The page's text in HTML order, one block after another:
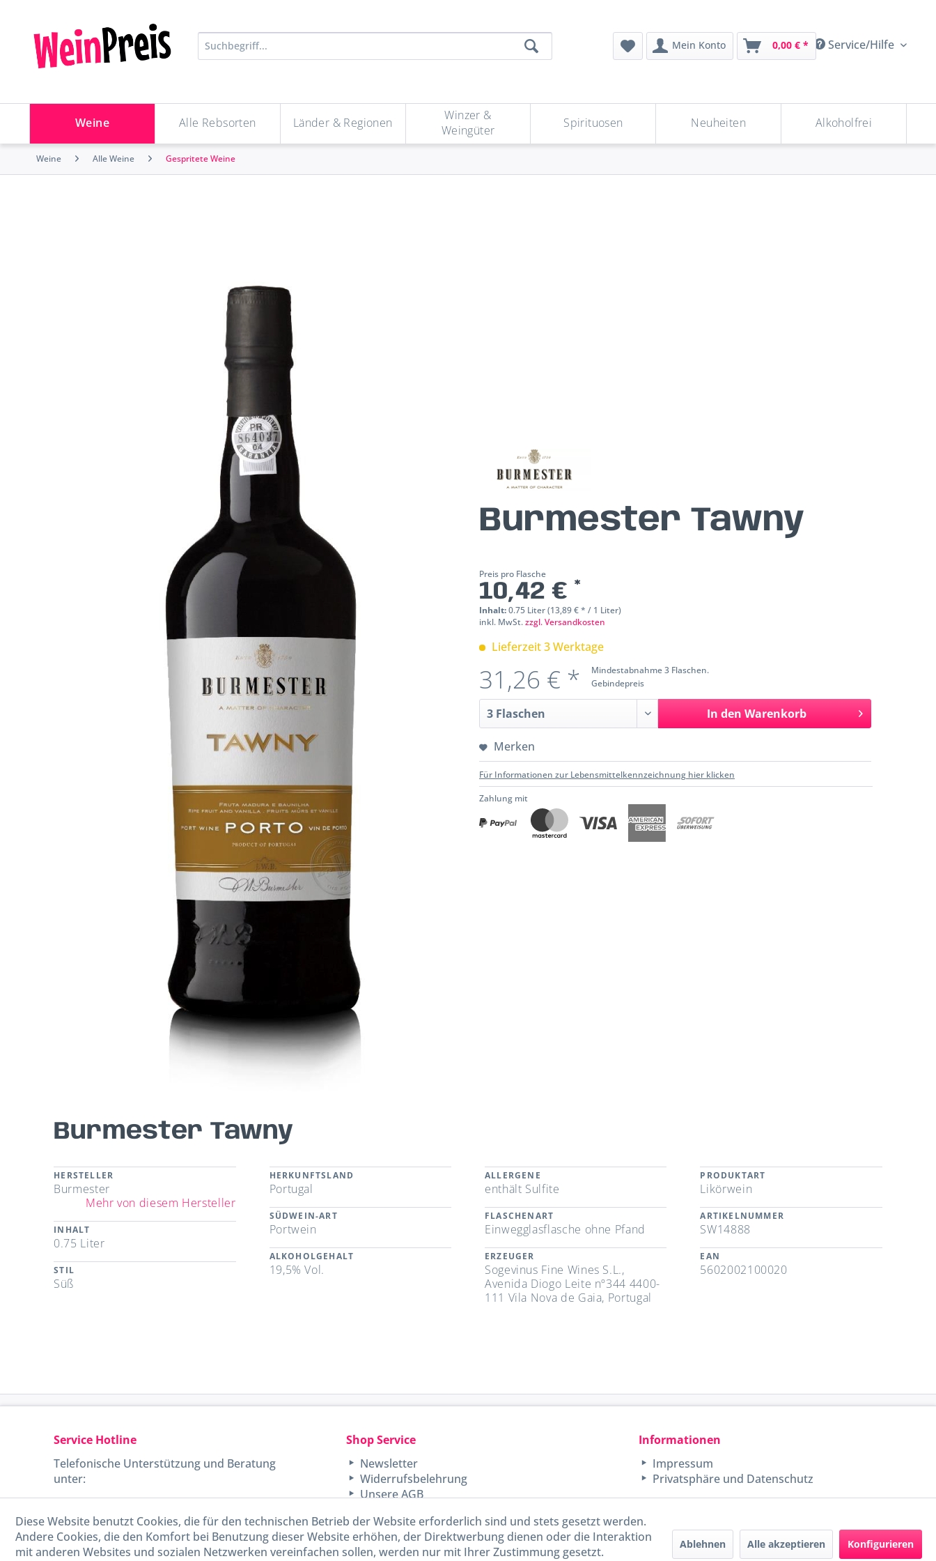
Service/Hilfe
Mein Konto 0,00 € *
Weine Alle Rebsorten Länder & Regionen
Winzer &
Weingüter
Spirituosen Neuheiten Alkoholfrei
Weine Alle Weine Gespritete Weine
Burmester Tawny
Preis pro Flasche
10,42 € *
Inhalt:0.75 Liter (13,89 € * / 1 Liter)
inkl. MwSt.zzgl. Versandkosten
Lieferzeit 3 Werktage
Mindestabnahme 3 Flaschen.
Gebindepreis
31,26 € *
In den Warenkorb
Merken
Für Informationen zur Lebensmittelkennzeichnung hier klicken
Zahlung mit
Burmester Tawny
HERSTELLER
Burmester
Mehr von diesem Hersteller
INHALT
0.75 Liter
STIL
Süß
HERKUNFTSLAND
Portugal
SÜDWEIN-ART
Portwein
ALKOHOLGEHALT
19,5% Vol.
ALLERGENE
enthält Sulfite
FLASCHENART
Einwegglasflasche ohne Pfand
ERZEUGER
Sogevinus Fine Wines S.L.,
Avenida Diogo Leite nº344 4400-
111 Vila Nova de Gaia, Portugal
PRODUKTART
Likörwein
ARTIKELNUMMER
SW14888
EAN
5602002100020
Service Hotline
Telefonische Unterstützung und Beratung
unter:
040-880 99 770
Mo-Fr, 09:00 - 15:00 Uhr
Shop Service
Newsletter
Widerrufsbelehrung
Unsere AGB
Informationen
Impressum
Privatsphäre und Datenschutz
Diese Website benutzt Cookies, die für den technischen Betrieb der Website erforderlich sind und stets gesetzt werden.
Andere Cookies, die den Komfort bei Benutzung dieser Website erhöhen, der Direktwerbung dienen oder die Interaktion
mit anderen Websites und sozialen Netzwerken vereinfachen sollen, werden nur mit Ihrer Zustimmung gesetzt.
Ablehnen Alle akzeptieren Konfigurieren